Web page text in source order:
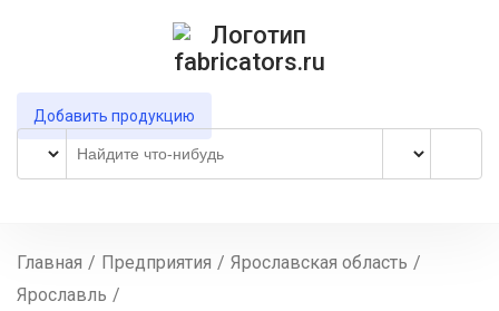
Добавить продукцию
Главная / Предприятия / Ярославская область /
Ярославль /